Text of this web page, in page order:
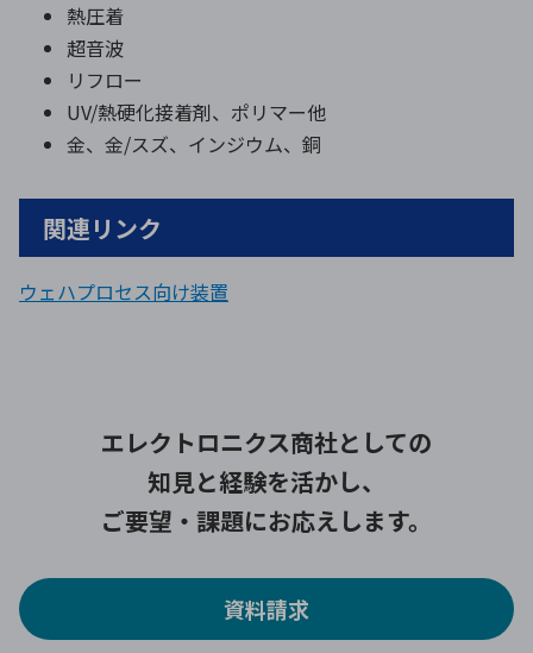
熱圧着
超音波
リフロー
UV/熱硬化接着剤、ポリマー他
金、金/スズ、インジウム、銅
関連リンク
ウェハプロセス向け装置
エレクトロニクス商社としての
知見と経験を活かし、
ご要望・課題にお応えします。
資料請求